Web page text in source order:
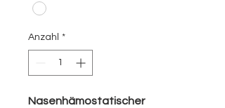
Anzahl *
Nasenhämostatischer